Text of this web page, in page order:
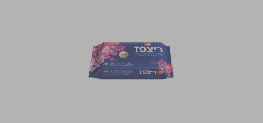
نشر النصيحة مشروط بموافقة مدير الموقع.